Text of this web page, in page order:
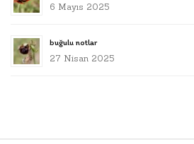
6 Mayıs 2025
buğulu notlar
27 Nisan 2025